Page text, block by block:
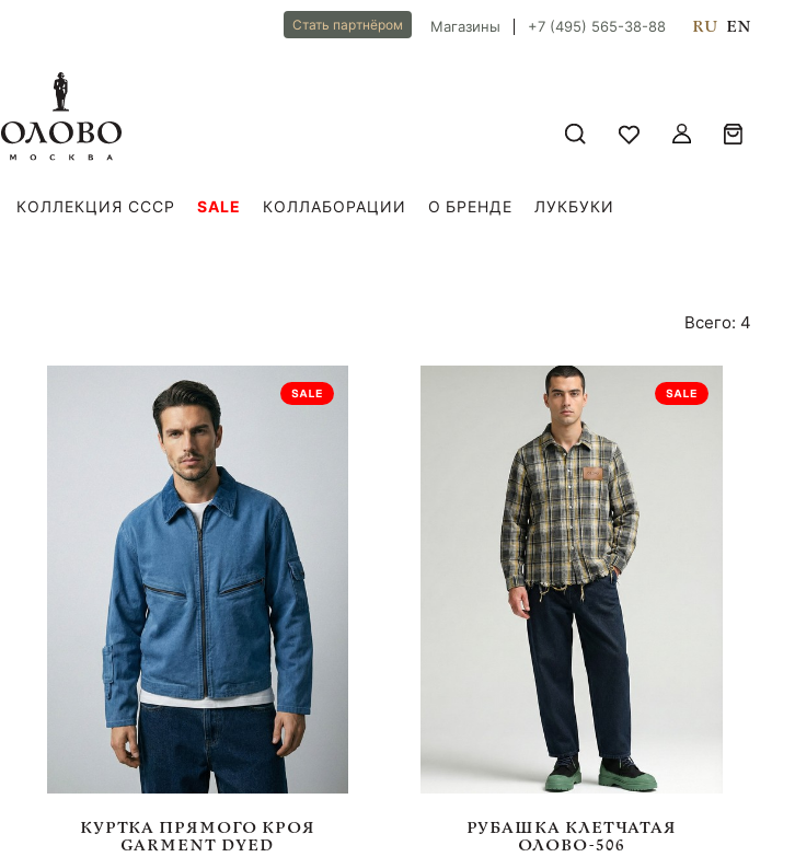
Стать партнёром Магазины +7 (495) 565-38-88 RU EN
КОЛЛЕКЦИЯ СССР SALE КОЛЛАБОРАЦИИ О БРЕНДЕ ЛУКБУКИ
Всего: 4
КУРТКА ПРЯМОГО КРОЯ
GARMENT DYED
РУБАШКА КЛЕТЧАТАЯ
ОЛОВО-506